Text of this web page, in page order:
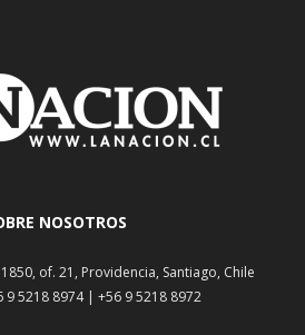
NOSOTROS
of. 21, Providencia, Santiago, Chile
9 5218 8974 | +56 9 5218 8972